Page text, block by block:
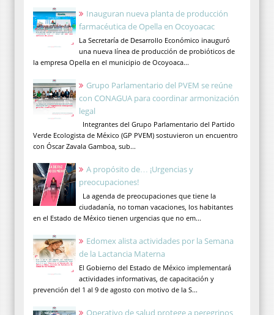
Inauguran nueva planta de producción
farmacéutica de Opella en Ocoyoacac
La Secretaría de Desarrollo Económico inauguró
una nueva línea de producción de probióticos de
la empresa Opella en el municipio de Ocoyoaca...
Grupo Parlamentario del PVEM se reúne
con CONAGUA para coordinar armonización
legal
Integrantes del Grupo Parlamentario del Partido
Verde Ecologista de México (GP PVEM) sostuvieron un encuentro
con Óscar Zavala Gamboa, sub...
A propósito de… ¡Urgencias y
preocupaciones!
La agenda de preocupaciones que tiene la
ciudadanía, no toman vacaciones, los habitantes
en el Estado de México tienen urgencias que no em...
Edomex alista actividades por la Semana
de la Lactancia Materna
El Gobierno del Estado de México implementará
actividades informativas, de capacitación y
prevención del 1 al 9 de agosto con motivo de la S...
Operativo de salud protege a peregrinos